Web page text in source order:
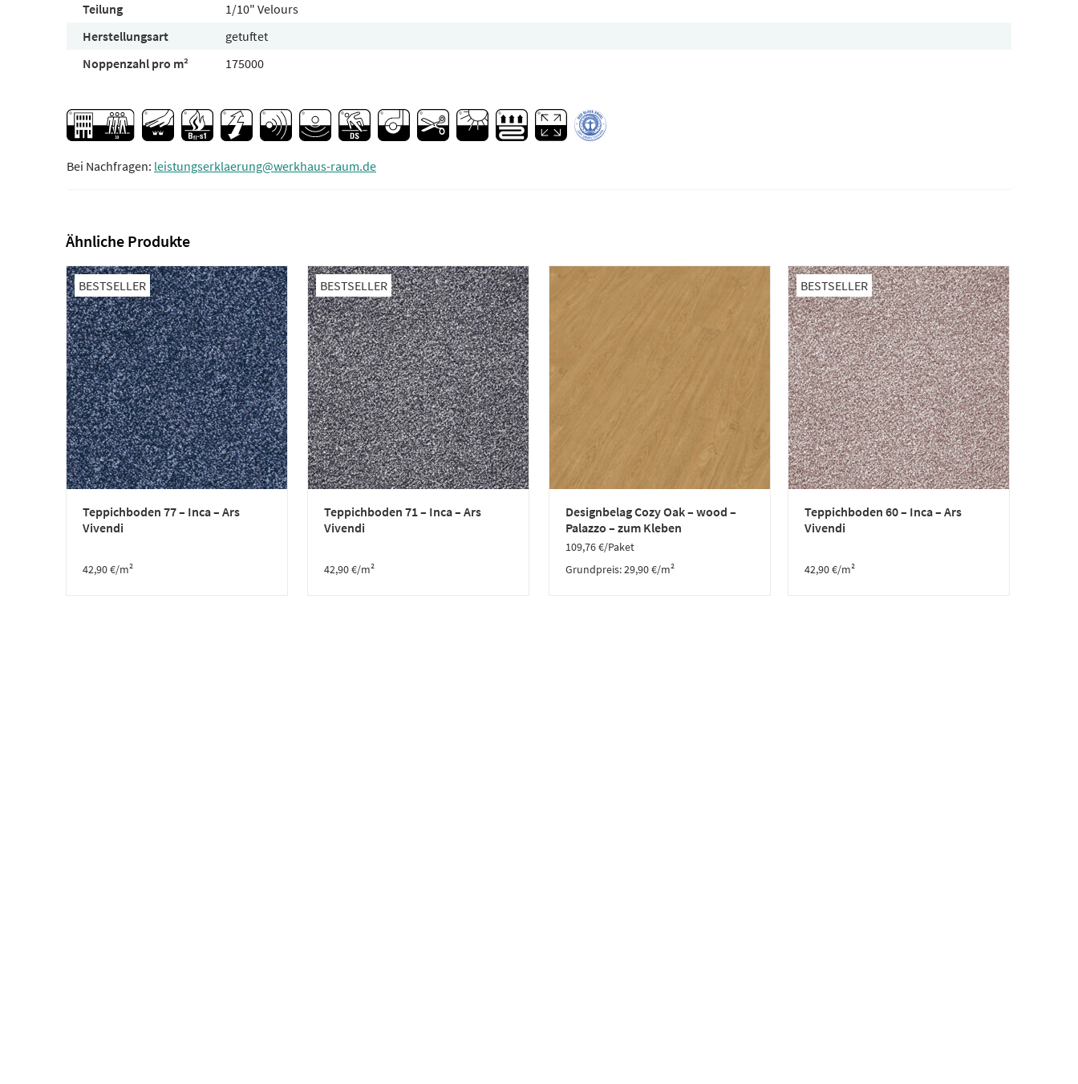
Teilung
1/10" Velours
Herstellungsart
getuftet
Noppenzahl pro m²
175000
Bei Nachfragen: leistungserklaerung@werkhaus-raum.de
Ähnliche Produkte
BESTSELLER
Teppichboden 77 – Inca – Ars
Vivendi
42,90€/m²
BESTSELLER
Teppichboden 71 – Inca – Ars
Vivendi
42,90€/m²
Designbelag Cozy Oak – wood –
Palazzo – zum Kleben
109,76€/Paket
Grundpreis:29,90€/m²
BESTSELLER
Teppichboden 60 – Inca – Ars
Vivendi
42,90€/m²